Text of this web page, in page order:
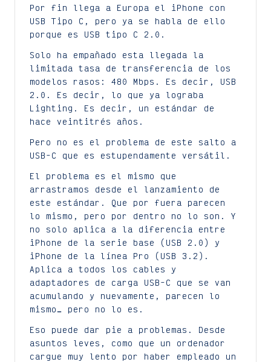
Por fin llega a Europa el iPhone con
USB Tipo C, pero ya se habla de ello
porque es USB tipo C 2.0.
Solo ha empañado esta llegada la
limitada tasa de transferencia de los
modelos rasos: 480 Mbps. Es decir, USB
2.0. Es decir, lo que ya lograba
Lighting. Es decir, un estándar de
hace veintitrés años.
Pero no es el problema de este salto a
USB-C que es estupendamente versátil.
El problema es el mismo que
arrastramos desde el lanzamiento de
este estándar. Que por fuera parecen
lo mismo, pero por dentro no lo son. Y
no solo aplica a la diferencia entre
iPhone de la serie base (USB 2.0) y
iPhone de la línea Pro (USB 3.2).
Aplica a todos los cables y
adaptadores de carga USB-C que se van
acumulando y nuevamente, parecen lo
mismo… pero no lo es.
Eso puede dar pie a problemas. Desde
asuntos leves, como que un ordenador
cargue muy lento por haber empleado un